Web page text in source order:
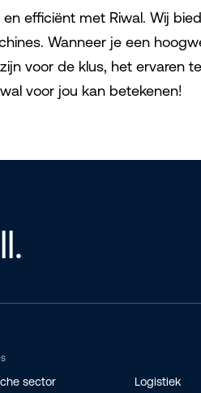
efficiënt met Riwal. Wij
Wanneer je een
voor de klus, het ervaren
voor jou kan betekenen!
sector
Logistiek